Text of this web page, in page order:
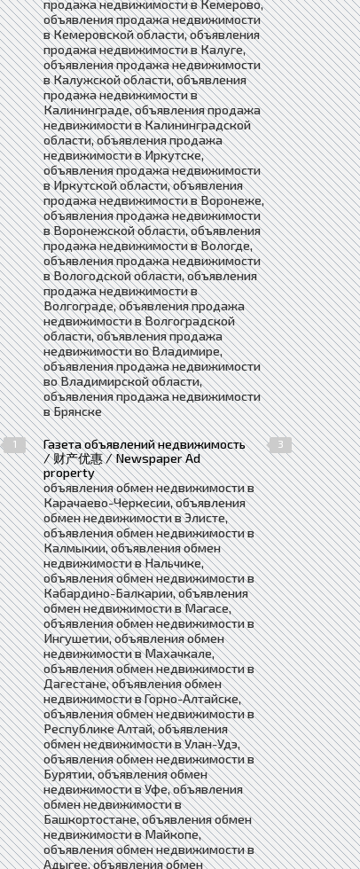
продажа недвижимости в Кемерово,
объявления продажа недвижимости
в Кемеровской области, объявления
продажа недвижимости в Калуге,
объявления продажа недвижимости
в Калужской области, объявления
продажа недвижимости в
Калининграде, объявления продажа
недвижимости в Калининградской
области, объявления продажа
недвижимости в Иркутске,
объявления продажа недвижимости
в Иркутской области, объявления
продажа недвижимости в Воронеже,
объявления продажа недвижимости
в Воронежской области, объявления
продажа недвижимости в Вологде,
объявления продажа недвижимости
в Вологодской области, объявления
продажа недвижимости в
Волгограде, объявления продажа
недвижимости в Волгоградской
области, объявления продажа
недвижимости во Владимире,
объявления продажа недвижимости
во Владимирской области,
объявления продажа недвижимости
в Брянске
1
Газета объявлений недвижимость
/ 财产优惠 / Newspaper Ad
property
3
объявления обмен недвижимости в
Карачаево-Черкесии, объявления
обмен недвижимости в Элисте,
объявления обмен недвижимости в
Калмыкии, объявления обмен
недвижимости в Нальчике,
объявления обмен недвижимости в
Кабардино-Балкарии, объявления
обмен недвижимости в Магасе,
объявления обмен недвижимости в
Ингушетии, объявления обмен
недвижимости в Махачкале,
объявления обмен недвижимости в
Дагестане, объявления обмен
недвижимости в Горно-Алтайске,
объявления обмен недвижимости в
Республике Алтай, объявления
обмен недвижимости в Улан-Удэ,
объявления обмен недвижимости в
Бурятии, объявления обмен
недвижимости в Уфе, объявления
обмен недвижимости в
Башкортостане, объявления обмен
недвижимости в Майкопе,
объявления обмен недвижимости в
Адыгее, объявления обмен